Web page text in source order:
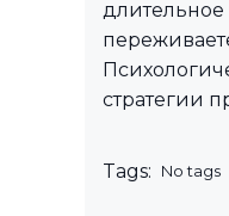
длительное
стратегии
Tags: No tags